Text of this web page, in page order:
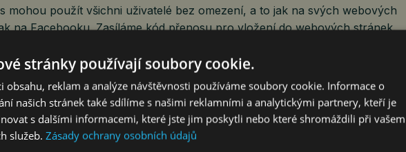
mohou použít všichni uživatelé bez omezení, a to jak na svých webových
na Facebooku. Zasíláme kód přenosu pro vložení do webových stránek.
width=“560″ height=“315″ src=“
embed/qwCSa0VjngA?si=XkiKN_uve834EArY
“ title=“YouTube
frameborder=“0″ allow=“accelerometer; autoplay; clipboard-write;
gyroscope; picture-in-picture; web-share“ referrerpolicy=“strict-origin-
origin“ allowfullscreen></iframe>
stránky používají soubory cookie.
obsahu, reklam a analýze návštěvnosti používáme soubory cookie. Informace o
našich stránek také sdílíme s našimi reklamními a analytickými partnery, kteří je
s dalšími informacemi, které jste jim poskytli nebo které shromáždili při vašem
služeb. Zásady ochrany osobních údajů